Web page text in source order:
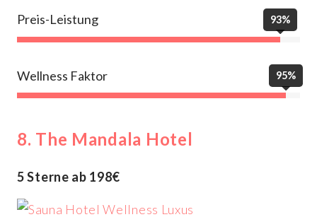
Preis-Leistung 93%
Wellness Faktor 95%
8. The Mandala Hotel
5 Sterne ab 198€